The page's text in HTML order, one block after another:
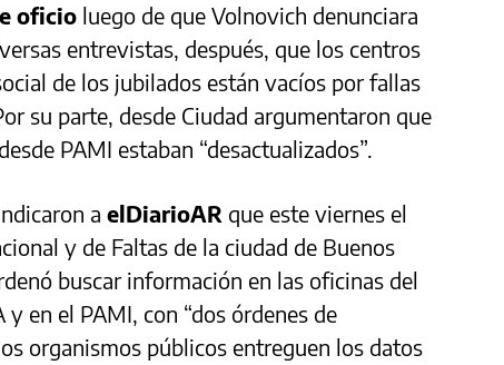
oficio luego de que Volnovich denunciara
entrevistas, después, que los centros
de los jubilados están vacíos por fallas
su parte, desde Ciudad argumentaron que
PAMI estaban “desactualizados”.
a elDiarioAR que este viernes el
y de Faltas de la ciudad de Buenos
buscar información en las oficinas del
en el PAMI, con “dos órdenes de
organismos públicos entreguen los datos